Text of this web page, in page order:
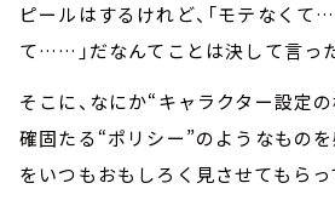
ピールはするけれど、「モテなくて
て……」だなんてことは決して言っ
そこに、なにか“キャラクター設定
確固たる“ポリシー”のようなもの
をいつもおもしろく見させてもらっ